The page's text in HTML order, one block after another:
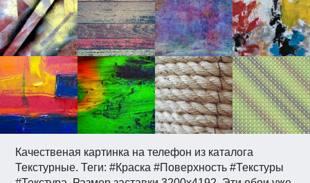
Качественая картинка на телефон из каталога
Текстурные. Теги: #Краска #Поверхность #Текстуры